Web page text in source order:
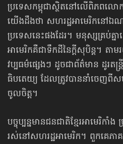
ប្រទេសកម្ពុជាស្ថិត​នៅលើពិភពលោក
យើង​ដឹងថា សហរដ្ឋអាមេរិកនៅ
ប្រទេសនេះផងដែរ។ មនុស្សគ្រប់គ្
អាមេរិក​​គឺជាទឹកដីនៃក្តីសុបិន្ត។ តាម
វប្បធម៌ផ្សេងៗ ដូចជាព័ត៌មាន ដូរតន្
ធិបតេយ្យ ដែលត្រូវបាននាំចេញពីស
ចូលចិត្ត។
បច្ចុប្បន្នមានជនជាតិខ្មែរអាមេរិ
រស់នៅសហរដ្ឋអាមេរិក។ ពួកគេភា